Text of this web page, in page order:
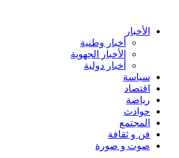
content الأخبار
أخبار وطنية
الأخبار الجهوية
أخبار دولية
سياسة
اقتصاد
رياضة
حوادث
المجتمع
فن و ثقافة
صوت و صورة